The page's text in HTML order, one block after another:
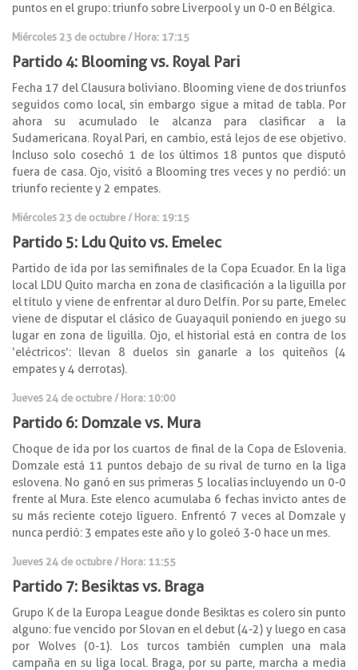
puntos en el grupo: triunfo sobre Liverpool y un 0-0 en Bélgica.
Miércoles 23 de octubre / Hora: 17:15
Partido 4: Blooming vs. Royal Pari
Fecha 17 del Clausura boliviano. Blooming viene de dos triunfos
seguidos como local, sin embargo sigue a mitad de tabla. Por
ahora su acumulado le alcanza para clasificar a la
Sudamericana. Royal Pari, en cambio, está lejos de ese objetivo.
Incluso solo cosechó 1 de los últimos 18 puntos que disputó
fuera de casa. Ojo, visitó a Blooming tres veces y no perdió: un
triunfo reciente y 2 empates.
Miércoles 23 de octubre / Hora: 19:15
Partido 5: Ldu Quito vs. Emelec
Partido de ida por las semifinales de la Copa Ecuador. En la liga
local LDU Quito marcha en zona de clasificación a la liguilla por
el título y viene de enfrentar al duro Delfín. Por su parte, Emelec
viene de disputar el clásico de Guayaquil poniendo en juego su
lugar en zona de liguilla. Ojo, el historial está en contra de los
‘eléctricos’: llevan 8 duelos sin ganarle a los quiteños (4
empates y 4 derrotas).
Jueves 24 de octubre / Hora: 10:00
Partido 6: Domzale vs. Mura
Choque de ida por los cuartos de final de la Copa de Eslovenia.
Domzale está 11 puntos debajo de su rival de turno en la liga
eslovena. No ganó en sus primeras 5 localías incluyendo un 0-0
frente al Mura. Este elenco acumulaba 6 fechas invicto antes de
su más reciente cotejo liguero. Enfrentó 7 veces al Domzale y
nunca perdió: 3 empates este año y lo goleó 3-0 hace un mes.
Jueves 24 de octubre / Hora: 11:55
Partido 7: Besiktas vs. Braga
Grupo K de la Europa League donde Besiktas es colero sin punto
alguno: fue vencido por Slovan en el debut (4-2) y luego en casa
por Wolves (0-1). Los turcos también cumplen una mala
campaña en su liga local. Braga, por su parte, marcha a media